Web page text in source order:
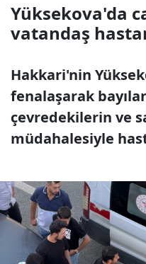
Yüksekova'da
vatandaş
Hakkari'nin
fenalaşarak
çevredekilerin ve
müdahalesiyle